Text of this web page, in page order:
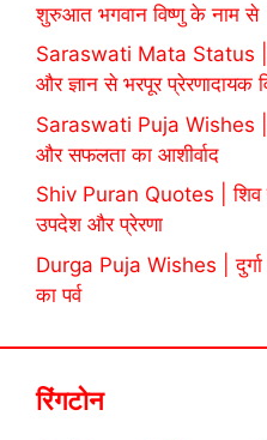
शुरुआत भगवान विष्णु के नाम से
Saraswati Mata Status |
और ज्ञान से भरपूर प्रेरणादायक
Saraswati Puja Wishes |
और सफलता का आशीर्वाद
Shiv Puran Quotes | शिव
उपदेश और प्रेरणा
Durga Puja Wishes |
का पर्व
रिंगटोन